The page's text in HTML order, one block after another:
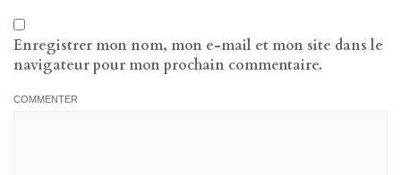
Enregistrer mon nom, mon e-mail et mon site dans le
navigateur pour mon prochain commentaire.
COMMENTER